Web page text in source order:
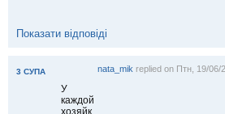
Показати відповіді
3 СУПА nata_mik replied on Птн, 19/06/
У
каждой
хозяйк